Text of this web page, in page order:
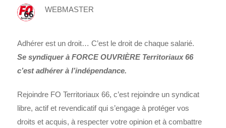
WEBMASTER
Adhérer est un droit… C’est le droit de chaque salarié.
Se syndiquer à FORCE OUVRIÈRE Territoriaux 66
c’est adhérer à l’indépendance.
Rejoindre FO Territoriaux 66, c’est rejoindre un syndicat
libre, actif et revendicatif qui s’engage à protéger vos
droits et acquis, à respecter votre opinion et à combattre